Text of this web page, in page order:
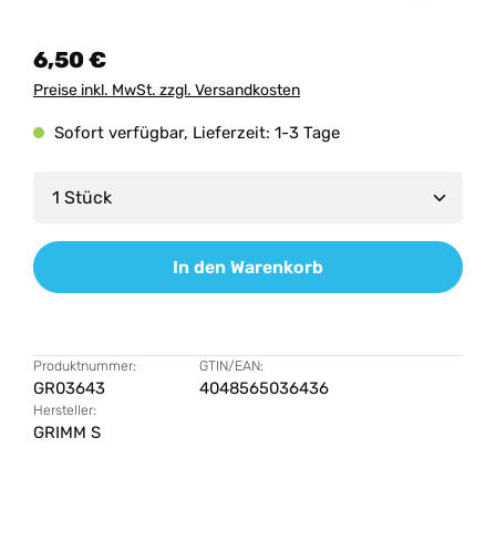
6,50 €
Preise inkl. MwSt. zzgl. Versandkosten
Sofort verfügbar, Lieferzeit: 1-3 Tage
Produkt Anzahl: Gib den gewünschten Wert
In den Warenkorb
Produktnummer:
GR03643
GTIN/EAN:
4048565036436
Hersteller:
GRIMM S